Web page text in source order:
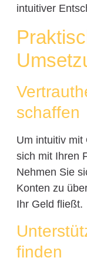
intuitiver
schaffen
Um intuitiv mit
sich mit Ihren
Nehmen Sie
Konten zu
Ihr Geld fließt.
finden